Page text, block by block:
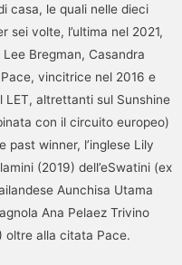
casa, le quali nelle dieci
sei volte, l’ultima nel 2021,
Bregman, Casandra
vincitrice nel 2016 e
LET, altrettanti sul Sunshine
con il circuito europeo)
past winner, l’inglese Lily
(2019) dell’eSwatini (ex
Aunchisa Utama
Ana Pelaez Trivino
oltre alla citata Pace.